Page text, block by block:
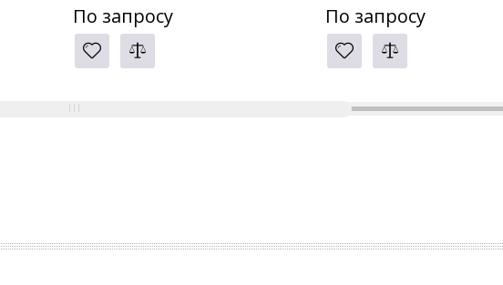
AMD Ryzen V3C14 - 2x 10 GbE + 2x 5
GbE.
По запросу
Ryzen Quad-Core 2.3GHz, 16GB RAM
DDR5, Dual 10GbE Port
По запросу